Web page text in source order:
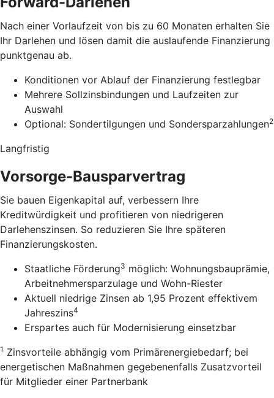
Nach einer Vorlaufzeit von bis zu 60 Monaten erhalten Sie
Ihr Darlehen und lösen damit die auslaufende Finanzierung
punktgenau ab.
Konditionen vor Ablauf der Finanzierung festlegbar
Mehrere Sollzinsbindungen und Laufzeiten zur
Auswahl
Optional: Sondertilgungen und Sondersparzahlungen2
Langfristig
Vorsorge-Bausparvertrag
Sie bauen Eigenkapital auf, verbessern Ihre
Kreditwürdigkeit und profitieren von niedrigeren
Darlehenszinsen. So reduzieren Sie Ihre späteren
Finanzierungskosten.
Staatliche Förderung3 möglich: Wohnungsbauprämie,
Arbeitnehmersparzulage und Wohn-Riester
Aktuell niedrige Zinsen ab 1,95 Prozent effektivem
Jahreszins4
Erspartes auch für Modernisierung einsetzbar
1 Zinsvorteile abhängig vom Primärenergiebedarf; bei
energetischen Maßnahmen gegebenenfalls Zusatzvorteil
für Mitglieder einer Partnerbank